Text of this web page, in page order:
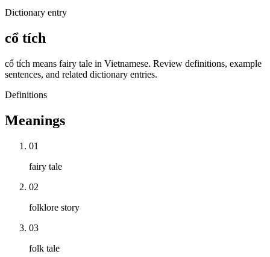
Dictionary entry
cổ tích
cổ tích means fairy tale in Vietnamese. Review definitions, example
sentences, and related dictionary entries.
Definitions
Meanings
01
fairy tale
02
folklore story
03
folk tale